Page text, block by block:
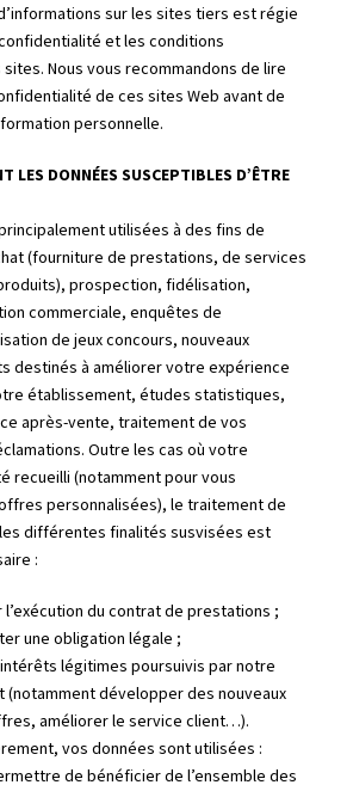
sur les sites tiers est régie
et les conditions
Nous vous recommandons de lire
de ces sites Web avant de
personnelle.
LES DONNÉES SUSCEPTIBLES D’ÊTRE
utilisées à des fins de
(fourniture de prestations, de services
prospection, fidélisation,
commerciale, enquêtes de
de jeux concours, nouveaux
destinés à améliorer votre expérience
établissement, études statistiques,
après-vente, traitement de vos
Outre les cas où votre
recueilli (notamment pour vous
personnalisées), le traitement de
différentes finalités susvisées est
:
l’exécution du contrat de prestations ;
une obligation légale ;
intérêts légitimes poursuivis par notre
(notamment développer des nouveaux
améliorer le service client…).
vos données sont utilisées :
de bénéficier de l’ensemble des